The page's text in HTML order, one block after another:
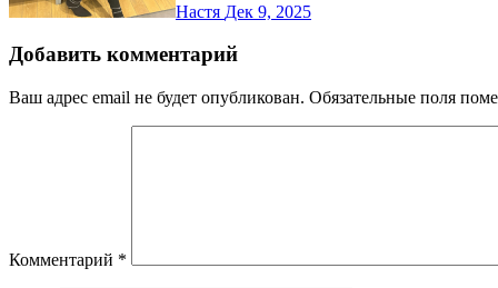
Настя Дек 9, 2025
Добавить комментарий
Ваш адрес email не будет опубликован. Обязательные поля
Комментарий *